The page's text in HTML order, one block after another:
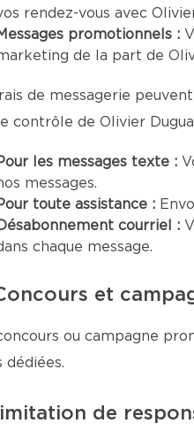
rendez-vous avec
promotionnels :
de la part de
de messagerie
contrôle de Olivier
les messages texte :
messages.
toute assistance :
courriel :
chaque message.
et
ou campagne
dédiées.
de